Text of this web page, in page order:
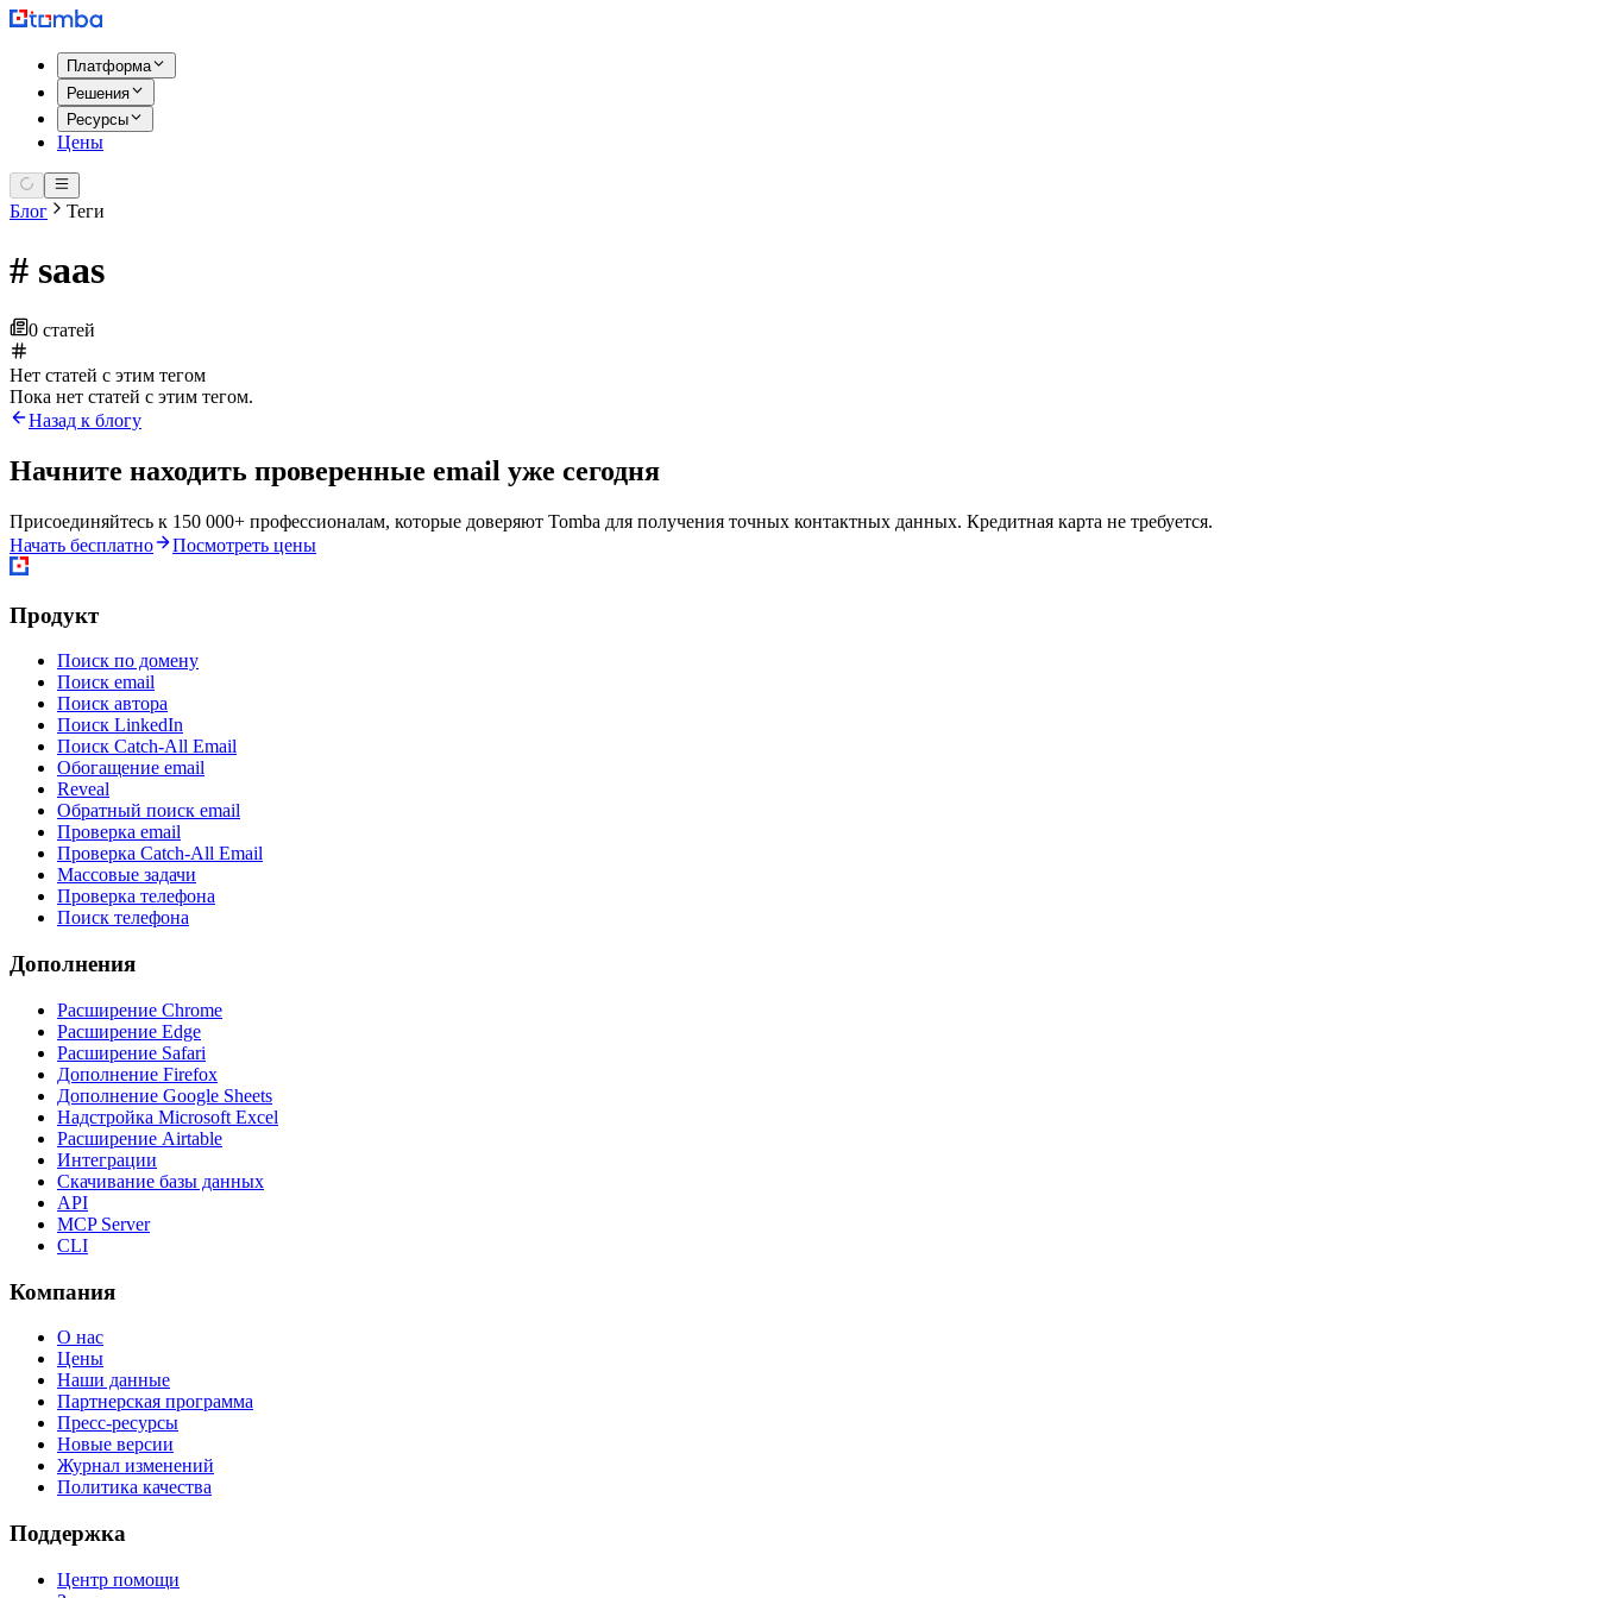
Платформа
Решения
Ресурсы
Цены
Блог Теги
# saas
0 статей
Нет статей с этим тегом
Пока нет статей с этим тегом.
Назад к блогу
Начните находить проверенные email уже сегодня
Присоединяйтесь к 150 000+ профессионалам, которые доверяют Tomba для получения точных контактных данных. Кредитная карта не требуется.
Начать бесплатно
Посмотреть цены
Продукт
Поиск по домену
Поиск email
Поиск автора
Поиск LinkedIn
Поиск Catch-All Email
Обогащение email
Reveal
Обратный поиск email
Проверка email
Проверка Catch-All Email
Массовые задачи
Проверка телефона
Поиск телефона
Дополнения
Расширение Chrome
Расширение Edge
Расширение Safari
Дополнение Firefox
Дополнение Google Sheets
Надстройка Microsoft Excel
Расширение Airtable
Интеграции
Скачивание базы данных
API
MCP Server
CLI
Компания
О нас
Цены
Наши данные
Партнерская программа
Пресс-ресурсы
Новые версии
Журнал изменений
Политика качества
Поддержка
Центр помощи